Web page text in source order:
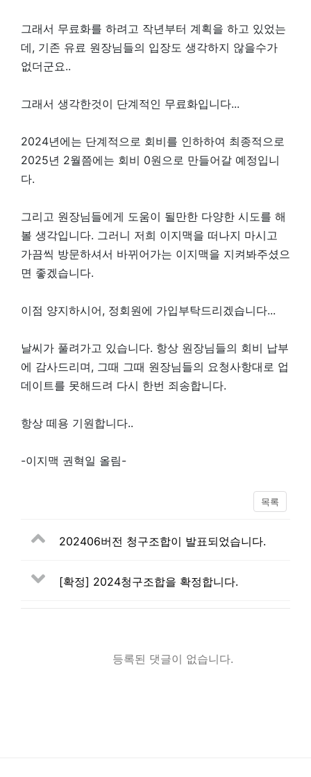
그래서 무료화를 하려고 작년부터 계획을 하고 있었는
데, 기존 유료 원장님들의 입장도 생각하지 않을수가
없더군요..
그래서 생각한것이 단계적인 무료화입니다...
2024년에는 단계적으로 회비를 인하하여 최종적으로
2025년 2월쯤에는 회비 0원으로 만들어갈 예정입니
다.
그리고 원장님들에게 도움이 될만한 다양한 시도를 해
볼 생각입니다. 그러니 저희 이지맥을 떠나지 마시고
가끔씩 방문하셔서 바뀌어가는 이지맥을 지켜봐주셨으
면 좋겠습니다.
이점 양지하시어, 정회원에 가입부탁드리겠습니다...
날씨가 풀려가고 있습니다. 항상 원장님들의 회비 납부
에 감사드리며, 그때 그때 원장님들의 요청사항대로 업
데이트를 못해드려 다시 한번 죄송합니다.
항상 떼용 기원합니다..
-이지맥 권혁일 올림-
목록
202406버전 청구조합이 발표되었습니다.
[확정] 2024청구조합을 확정합니다.
등록된 댓글이 없습니다.